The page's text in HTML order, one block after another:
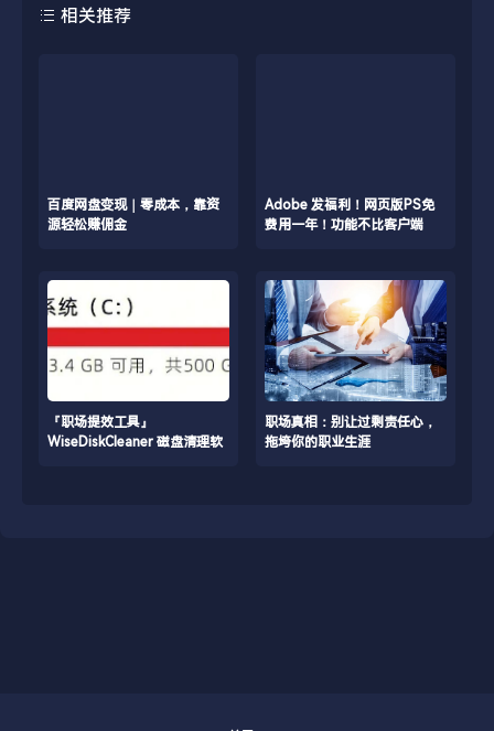
相关推荐
/www/wwwroot/blog.firsource.cn/usr/themes/spimes/core/
on line231
百度网盘变现｜零成本，靠资
源轻松赚佣金
/www/wwwroot/
on line231
Adobe 发福利！网页版PS免
费用一年！功能不比客户端
『职场提效工具』
WiseDiskCleaner 磁盘清理软
职场真相：别让过剩责任心，
拖垮你的职业生涯